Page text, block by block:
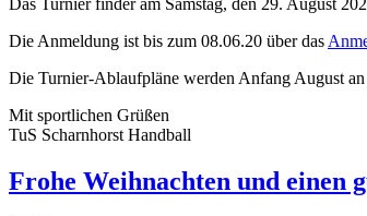
Die Anmeldung ist bis zum 08.06.20 über das
Die Turnier-­Ablaufpläne werden Anfang August
Mit sportlichen Grüßen
TuS Scharnhorst Handball
Frohe Weihnachten und einen